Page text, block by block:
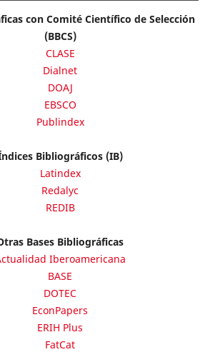
con Comité Científico de Selección
(BBCS)
CLASE
Dialnet
DOAJ
EBSCO
Publindex
Bibliográficos (IB)
Latindex
Redalyc
REDIB
Bases Bibliográficas
Iberoamericana
BASE
DOTEC
EconPapers
ERIH Plus
FatCat